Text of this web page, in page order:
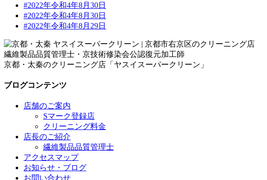
#2022年令和4年8月30日
#2022年令和4年8月30日
#2022年令和4年8月29日
繊維製品品質管理士・京技術修染会公認復元加工師
京都・太秦のクリーニング店「ヤスイスーパークリーン」
ブログコンテンツ
店舗のご案内
Sマーク登録店
クリーニング料金
店長のご紹介
繊維製品品質管理士
アクセスマップ
お知らせ・ブログ
お問い合わせ